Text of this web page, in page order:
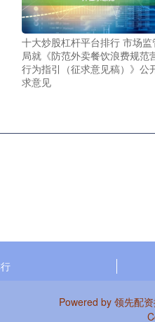
十大炒股杠杆平台排行 市场监
局就《防范外卖餐饮浪费规范
行为指引（征求意见稿）》公
求意见
Powered by 领先配